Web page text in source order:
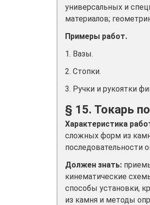
универсальных и
материалов;
Примеры работ.
1. Вазы.
2. Стопки.
3. Ручки и рукоятки
§ 15. Токарь
Характеристика
сложных форм из
последовательности
Должен знать:
кинематические
способы установки,
из камня и методы